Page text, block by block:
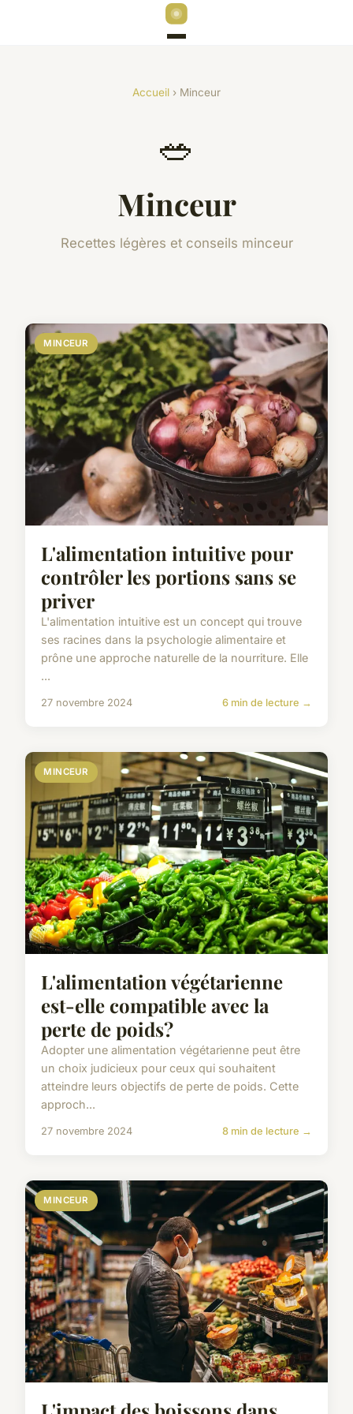
Accueil › Minceur
🥗
Minceur
Recettes légères et conseils minceur
MINCEUR
L'alimentation intuitive pour
contrôler les portions sans se
priver
L'alimentation intuitive est un concept qui trouve
ses racines dans la psychologie alimentaire et
prône une approche naturelle de la nourriture. Elle
...
27 novembre 2024 6 min de lecture →
MINCEUR
L'alimentation végétarienne
est-elle compatible avec la
perte de poids?
Adopter une alimentation végétarienne peut être
un choix judicieux pour ceux qui souhaitent
atteindre leurs objectifs de perte de poids. Cette
approch...
27 novembre 2024 8 min de lecture →
MINCEUR